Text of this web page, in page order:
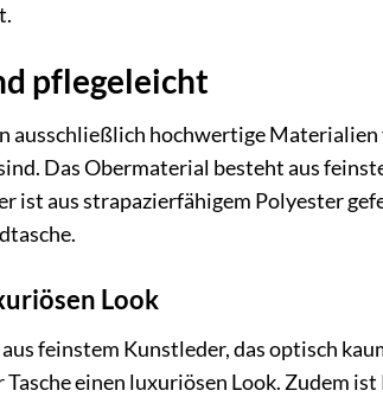
pflegeleicht
ausschließlich hochwertige
Das Obermaterial besteht aus
ist aus strapazierfähigem Polyester
Look
feinstem Kunstleder, das optisch
einen luxuriösen Look. Zudem